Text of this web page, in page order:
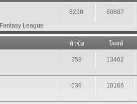
Fantasy League
8238 60807
หัวข้อ โพสต์
959 13462
639 10166